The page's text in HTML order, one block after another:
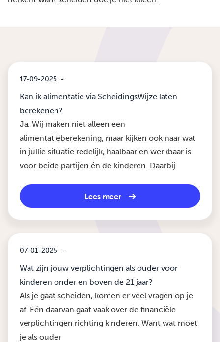
17-09-2025 -
Kan ik alimentatie via ScheidingsWijze laten
berekenen?
Ja. Wij maken niet alleen een
alimentatieberekening, maar kijken ook naar wat
in jullie situatie redelijk, haalbaar en werkbaar is
voor beide partijen én de kinderen. Daarbij
Lees meer
07-01-2025 -
Wat zijn jouw verplichtingen als ouder voor
kinderen onder en boven de 21 jaar?
Als je gaat scheiden, komen er veel vragen op je
af. Eén daarvan gaat vaak over de financiële
verplichtingen richting kinderen. Want wat moet
je als ouder